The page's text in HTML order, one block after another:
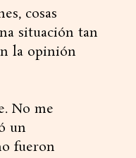
cosas
situación tan
la opinión
No me
un
fueron